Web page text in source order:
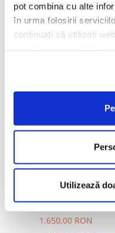
pot combina cu alte
în urma folosirii
continuați să utilizați
Utilizează
STOC EPUIZAT
ALERTĂ STOC
STOC EPUIZAT
Orgreen Call me A394
1.650,00 RON